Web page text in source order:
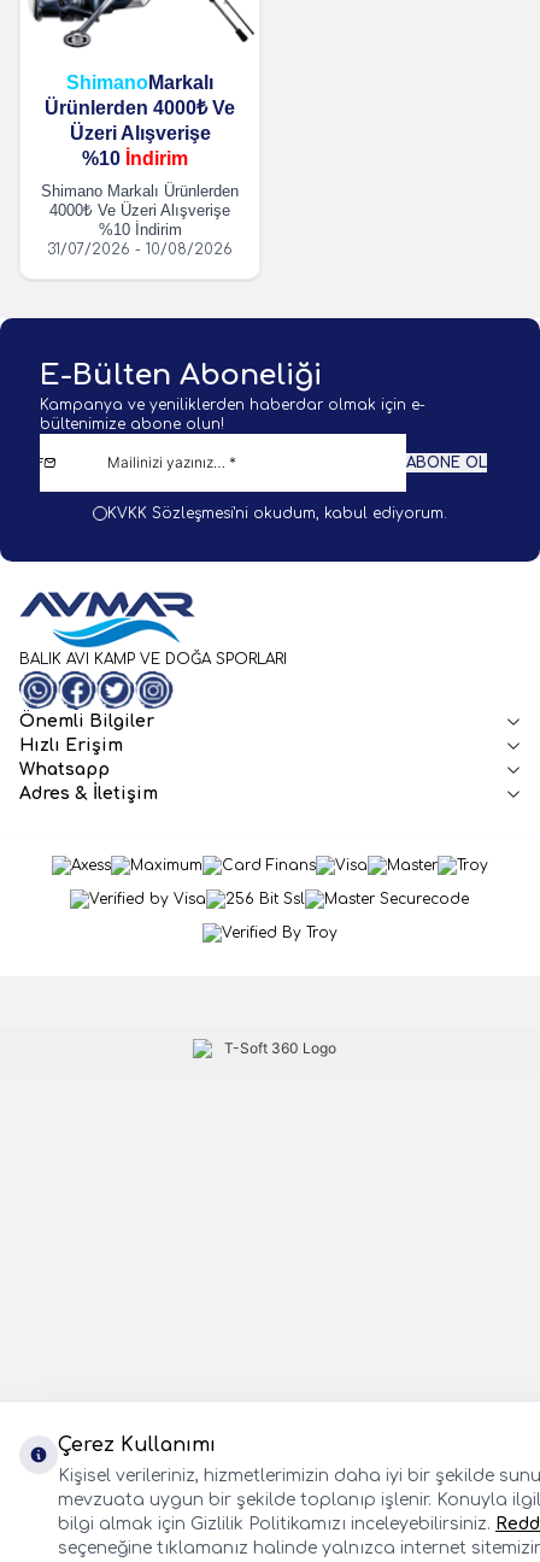
ShimanoMarkalı
Ürünlerden 4000₺ Ve
Üzeri Alışverişe
%10 İndirim
Shimano Markalı Ürünlerden
4000₺ Ve Üzeri Alışverişe
%10 İndirim
31/07/2026 - 10/08/2026
E-Bülten Aboneliği
Kampanya ve yeniliklerden haberdar olmak için e-
bültenimize abone olun!
ABONE OL
KVKK Sözleşmesi'ni okudum, kabul ediyorum.
BALIK AVI KAMP VE DOĞA SPORLARI
WhatsApp
Facebook
TwitterInstagram
Önemli Bilgiler
Hızlı Erişim
Whatsapp
Adres & İletişim
Çerez Kullanımı
Kişisel verileriniz, hizmetlerimizin daha iyi bir şekilde
mevzuata uygun bir şekilde toplanıp işlenir. Konuyla
bilgi almak için Gizlilik Politikamızı inceleyebilirsiniz.
seçeneğine tıklamanız halinde yalnızca internet